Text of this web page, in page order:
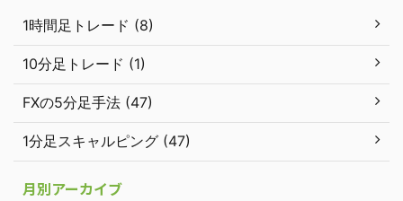
1時間足トレード (8)
10分足トレード (1)
FXの5分足手法 (47)
1分足スキャルピング (47)
月別アーカイブ